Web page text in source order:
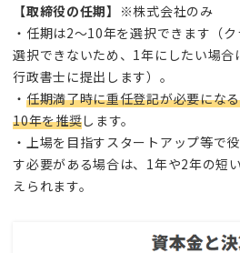
【取締役の任期】 ※株式会社のみ
・任期は2～10年を選択できます（
選択できないため、1年にしたい場
行政書士に提出します）。
・ 任期満了時に重任登記が必要にな
10年を推奨します。
・上場を目指すスタートアップ等で
す必要がある場合は、1年や2年の短
えられます。